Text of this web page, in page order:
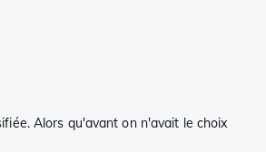
Alors qu'avant on n'avait le choix